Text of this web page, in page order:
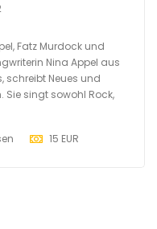
Fatz Murdock und
Nina Appel aus
schreibt Neues und
singt sowohl Rock,
15 EUR